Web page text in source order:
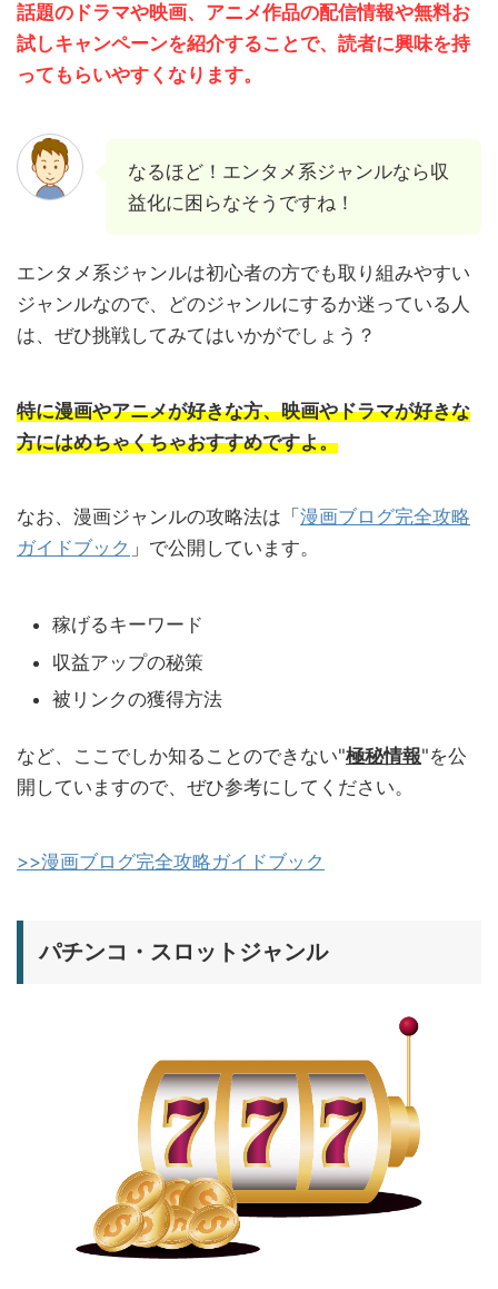
話題のドラマや映画、アニメ作品の配信情報や無料お
試しキャンペーンを紹介することで、読者に興味を持
ってもらいやすくなります。
なるほど！エンタメ系ジャンルなら収
益化に困らなそうですね！
エンタメ系ジャンルは初心者の方でも取り組みやすい
ジャンルなので、どのジャンルにするか迷っている人
は、ぜひ挑戦してみてはいかがでしょう？
特に漫画やアニメが好きな方、映画やドラマが好きな
方にはめちゃくちゃおすすめですよ。
なお、漫画ジャンルの攻略法は「漫画ブログ完全攻略
ガイドブック 」で公開しています。
稼げるキーワード
収益アップの秘策
被リンクの獲得方法
など、ここでしか知ることのできない"極秘情報"を公
開していますので、ぜひ参考にしてください。
>>漫画ブログ完全攻略ガイドブック
パチンコ・スロットジャンル